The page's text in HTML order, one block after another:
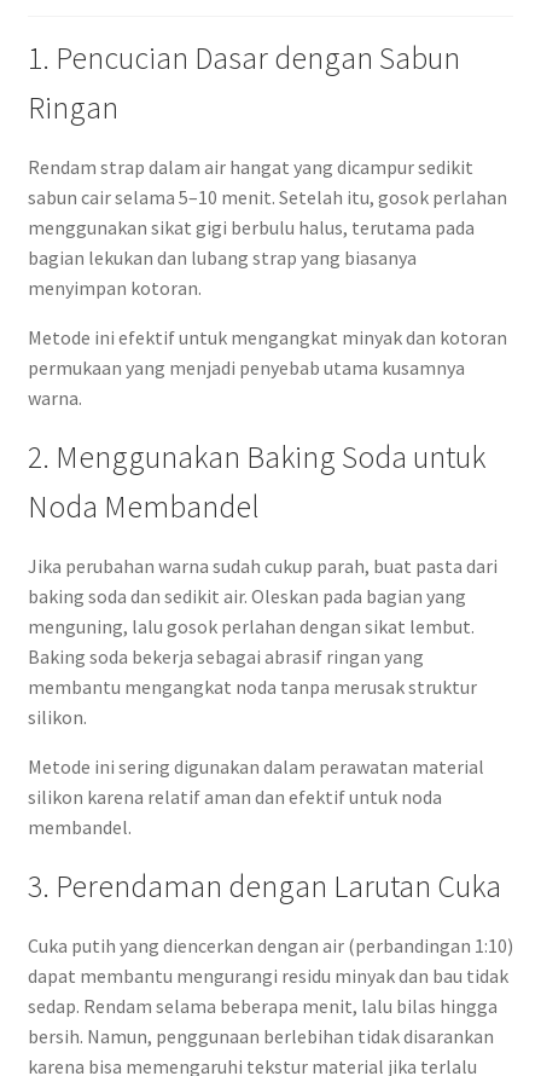
1. Pencucian Dasar dengan Sabun
Ringan
Rendam strap dalam air hangat yang dicampur sedikit
sabun cair selama 5–10 menit. Setelah itu, gosok perlahan
menggunakan sikat gigi berbulu halus, terutama pada
bagian lekukan dan lubang strap yang biasanya
menyimpan kotoran.
Metode ini efektif untuk mengangkat minyak dan kotoran
permukaan yang menjadi penyebab utama kusamnya
warna.
2. Menggunakan Baking Soda untuk
Noda Membandel
Jika perubahan warna sudah cukup parah, buat pasta dari
baking soda dan sedikit air. Oleskan pada bagian yang
menguning, lalu gosok perlahan dengan sikat lembut.
Baking soda bekerja sebagai abrasif ringan yang
membantu mengangkat noda tanpa merusak struktur
silikon.
Metode ini sering digunakan dalam perawatan material
silikon karena relatif aman dan efektif untuk noda
membandel.
3. Perendaman dengan Larutan Cuka
Cuka putih yang diencerkan dengan air (perbandingan 1:10)
dapat membantu mengurangi residu minyak dan bau tidak
sedap. Rendam selama beberapa menit, lalu bilas hingga
bersih. Namun, penggunaan berlebihan tidak disarankan
karena bisa memengaruhi tekstur material jika terlalu